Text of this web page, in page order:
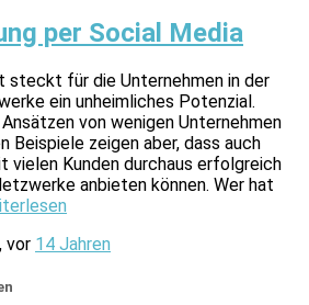
per Social Media
steckt für die Unternehmen in der
ein unheimliches Potenzial.
von wenigen Unternehmen
Beispiele zeigen aber, dass auch
vielen Kunden durchaus erfolgreich
anbieten können. Wer hat
, vor 14 Jahren